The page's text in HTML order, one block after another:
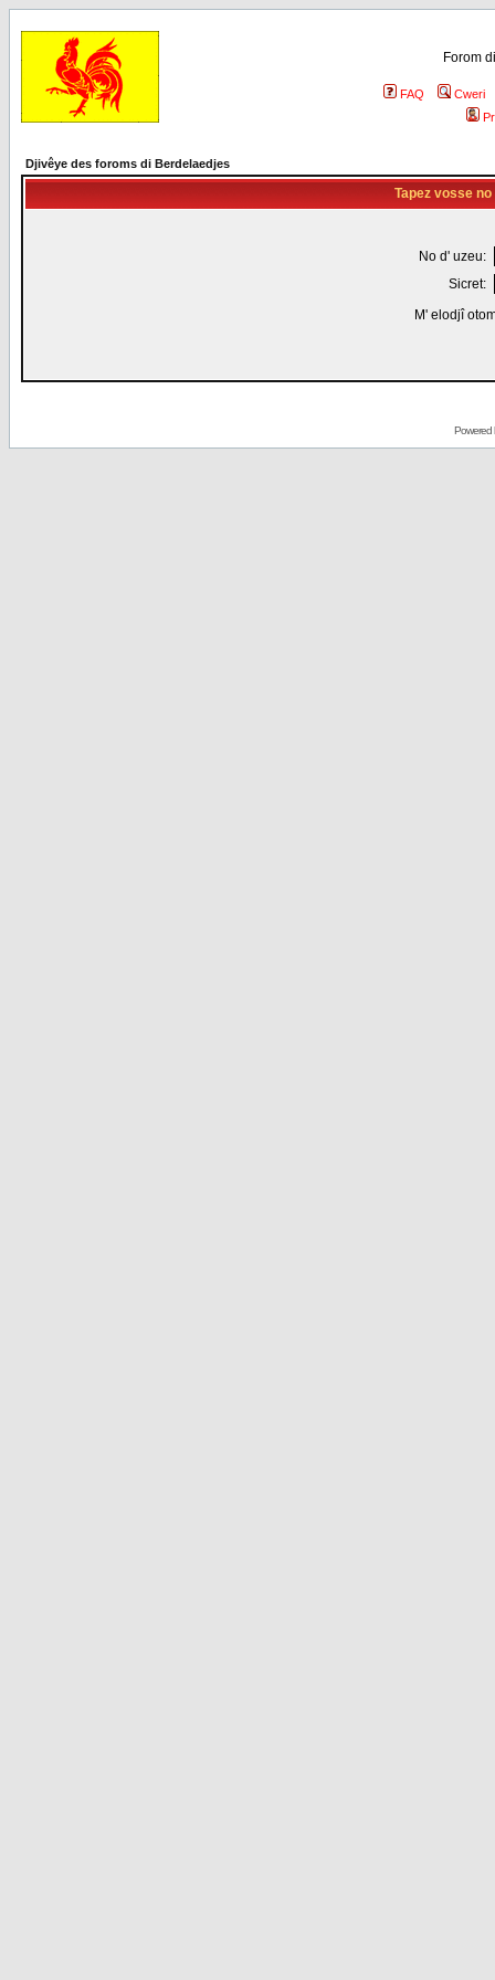
Forom
FAQ
Cweri
Djivêye des foroms di Berdelaedjes
Tapez vosse
No d' uzeu:
Sicret:
M' elodjî
Powered